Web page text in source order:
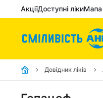
АкціїДоступні лікиМапа
Довідник ліків